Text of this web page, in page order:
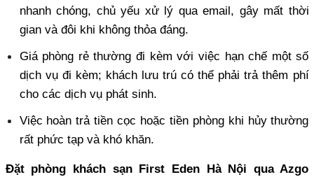
nhanh chóng, chủ yếu xử lý qua email, gây mất thời
gian và đôi khi không thỏa đáng.
Giá phòng rẻ thường đi kèm với việc hạn chế một số
dịch vụ đi kèm; khách lưu trú có thể phải trả thêm phí
cho các dịch vụ phát sinh.
Việc hoàn trả tiền cọc hoặc tiền phòng khi hủy thường
rất phức tạp và khó khăn.
Đặt phòng khách sạn First Eden Hà Nội qua Azgo